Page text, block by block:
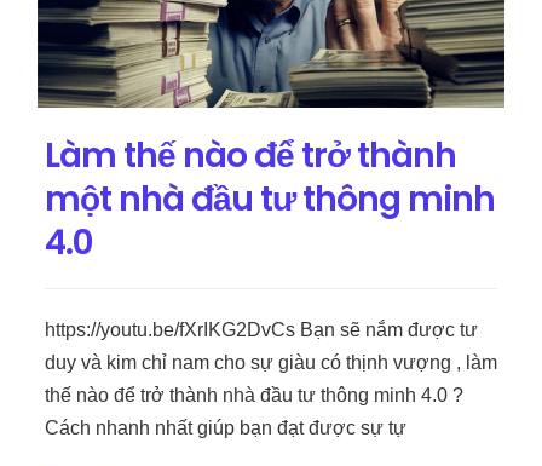
Làm thế nào để trở thành
một nhà đầu tư thông minh
4.0
https://youtu.be/fXrIKG2DvCs Bạn sẽ nắm được tư
duy và kim chỉ nam cho sự giàu có thịnh vượng , làm
thế nào để trở thành nhà đầu tư thông minh 4.0 ?
Cách nhanh nhất giúp bạn đạt được sự tự